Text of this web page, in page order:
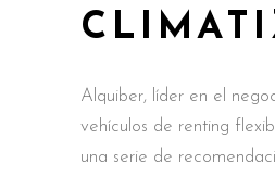
Alquiber, líder en el
vehículos de renting
una serie de